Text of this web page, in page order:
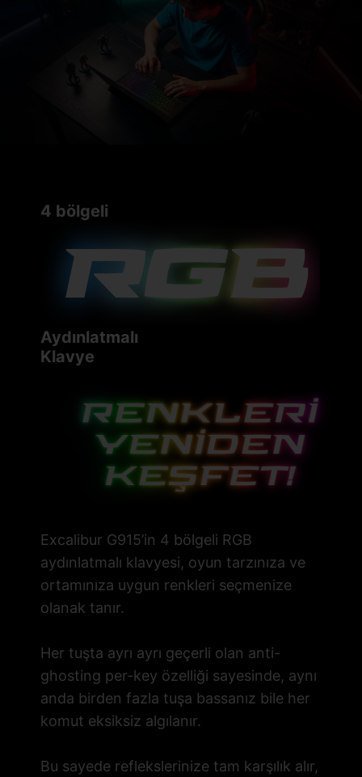
4 bölgeli
Aydınlatmalı
Klavye
Excalibur G915’in 4 bölgeli RGB
aydınlatmalı klavyesi, oyun tarzınıza ve
ortamınıza uygun renkleri seçmenize
olanak tanır.
Her tuşta ayrı ayrı geçerli olan anti-
ghosting per-key özelliği sayesinde, aynı
anda birden fazla tuşa bassanız bile her
komut eksiksiz algılanır.
Bu sayede reflekslerinize tam karşılık alır,